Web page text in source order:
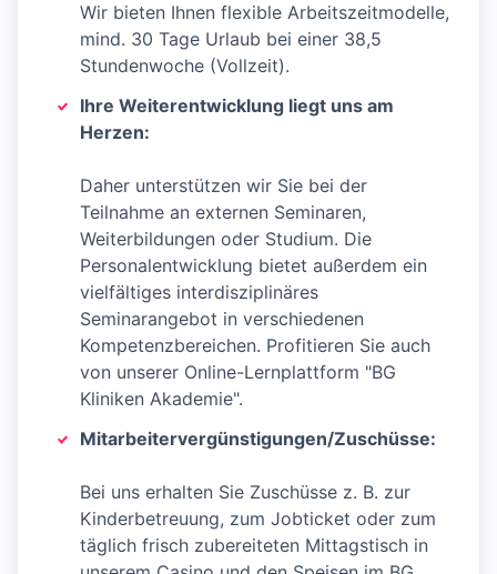
Wir bieten Ihnen flexible Arbeitszeitmodelle,
mind. 30 Tage Urlaub bei einer 38,5
Stundenwoche (Vollzeit).
Ihre Weiterentwicklung liegt uns am
Herzen:
Daher unterstützen wir Sie bei der
Teilnahme an externen Seminaren,
Weiterbildungen oder Studium. Die
Personalentwicklung bietet außerdem ein
vielfältiges interdisziplinäres
Seminarangebot in verschiedenen
Kompetenzbereichen. Profitieren Sie auch
von unserer Online-Lernplattform "BG
Kliniken Akademie".
Mitarbeitervergünstigungen/Zuschüsse:
Bei uns erhalten Sie Zuschüsse z. B. zur
Kinderbetreuung, zum Jobticket oder zum
täglich frisch zubereiteten Mittagstisch in